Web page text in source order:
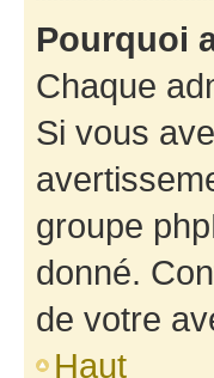
Pourquoi
Chaque
Si vous
groupe
donné.
de votre
Haut